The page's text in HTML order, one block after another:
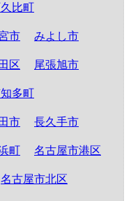
比町
市 みよし市
区 尾張旭市
多町
市 長久手市
町 名古屋市港区
名古屋市北区